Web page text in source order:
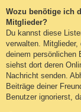
Wozu benötige ich
Mitglieder?
Du kannst diese
verwalten.
deinem persönlichen
siehst dort deren
Nachricht senden.
Beiträge deiner
Benutzer ignorierst,